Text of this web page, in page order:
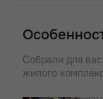
Собрали для
жилого